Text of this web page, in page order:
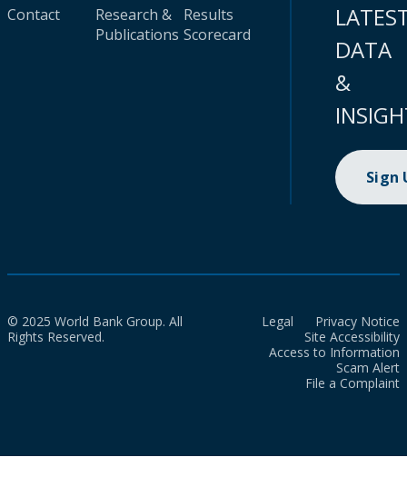
Contact
Research &
Publications
Results
Scorecard
DATA
&
Sign
© 2025 World Bank Group. All
Rights Reserved.
Legal
Privacy Notice
Site Accessibility
Access to Information
Scam Alert
File a Complaint